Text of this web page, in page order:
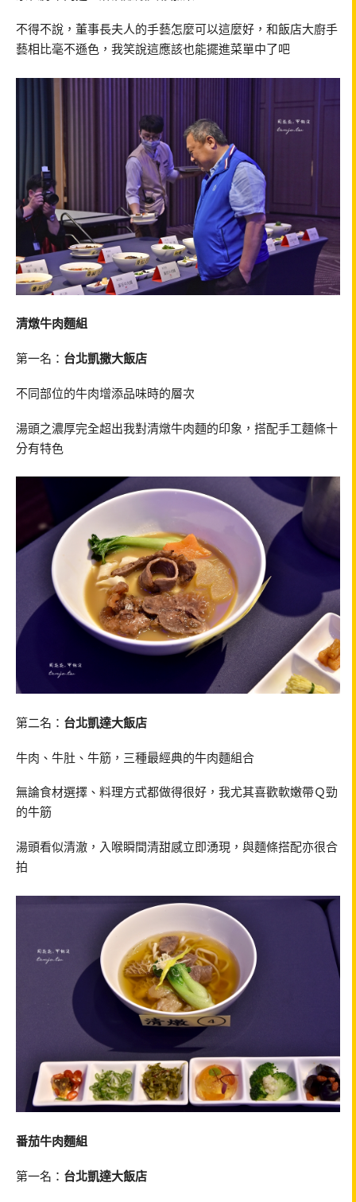
不得不說，董事長夫人的手藝怎麼可以這麼好，和飯店大廚手
藝相比毫不遜色，我笑說這應該也能擺進菜單中了吧
清燉牛肉麵組
第一名： 台北凱撒大飯店
不同部位的牛肉增添品味時的層次
湯頭之濃厚完全超出我對清燉牛肉麵的印象，搭配手工麵條十
分有特色
第二名： 台北凱達大飯店
牛肉、牛肚、牛筋，三種最經典的牛肉麵組合
無論食材選擇、料理方式都做得很好，我尤其喜歡軟嫩帶Ｑ勁
的牛筋
湯頭看似清澈，入喉瞬間清甜感立即湧現，與麵條搭配亦很合
拍
番茄牛肉麵組
第一名： 台北凱達大飯店